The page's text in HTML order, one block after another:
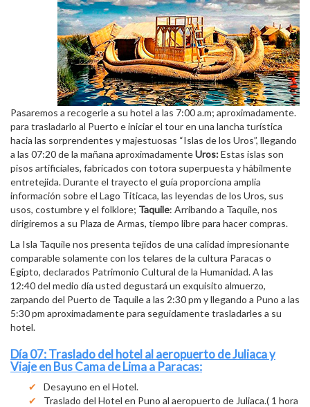
Pasaremos a recogerle a su hotel a las 7:00 a.m; aproximadamente.
para trasladarlo al Puerto e iniciar el tour en una lancha turística
hacia las sorprendentes y majestuosas “Islas de los Uros”, llegando
a las 07:20 de la mañana aproximadamenteUros:Estas islas son
pisos artificiales, fabricados con totora superpuesta y hábilmente
entretejida. Durante el trayecto el guía proporciona amplia
información sobre el Lago Titicaca, las leyendas de los Uros, sus
usos, costumbre y el folklore; Taquile: Arribando a Taquile, nos
dirigiremos a su Plaza de Armas, tiempo libre para hacer compras.
La Isla Taquile nos presenta tejidos de una calidad impresionante
comparable solamente con los telares de la cultura Paracas o
Egipto, declarados Patrimonio Cultural de la Humanidad. A las
12:40 del medio día usted degustará un exquisito almuerzo,
zarpando del Puerto de Taquile a las 2:30 pm y llegando a Puno a las
5:30 pm aproximadamente para seguidamente trasladarles a su
hotel.
Día 07: Traslado del hotel al aeropuerto de Juliaca y
Viaje en Bus Cama de Lima a Paracas:
Desayuno en el Hotel.
Traslado del Hotel en Puno al aeropuerto de Juliaca.( 1 hora